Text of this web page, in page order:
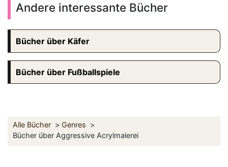
Andere interessante Bücher
Bücher über Käfer
Bücher über Fußballspiele
Alle Bücher
Genres
Bücher über Aggressive Acrylmalerei